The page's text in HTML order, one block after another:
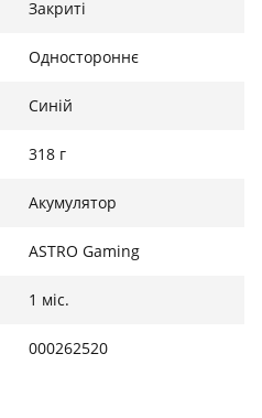
З нашим новим
консоллю і ПК. USB-
навіть із кількома
Закриті
Одностороннє
Синій
318 г
Акумулятор
ASTRO Gaming
1 міс.
000262520